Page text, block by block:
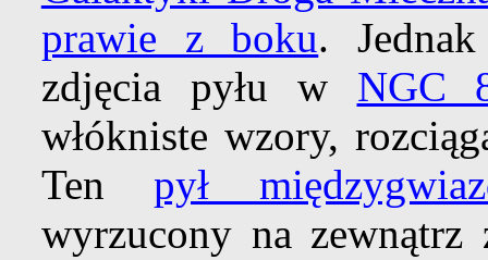
prawie z boku. Jednak
zdjęcia pyłu w NGC
włókniste wzory,
Tenpył
wyrzucony na